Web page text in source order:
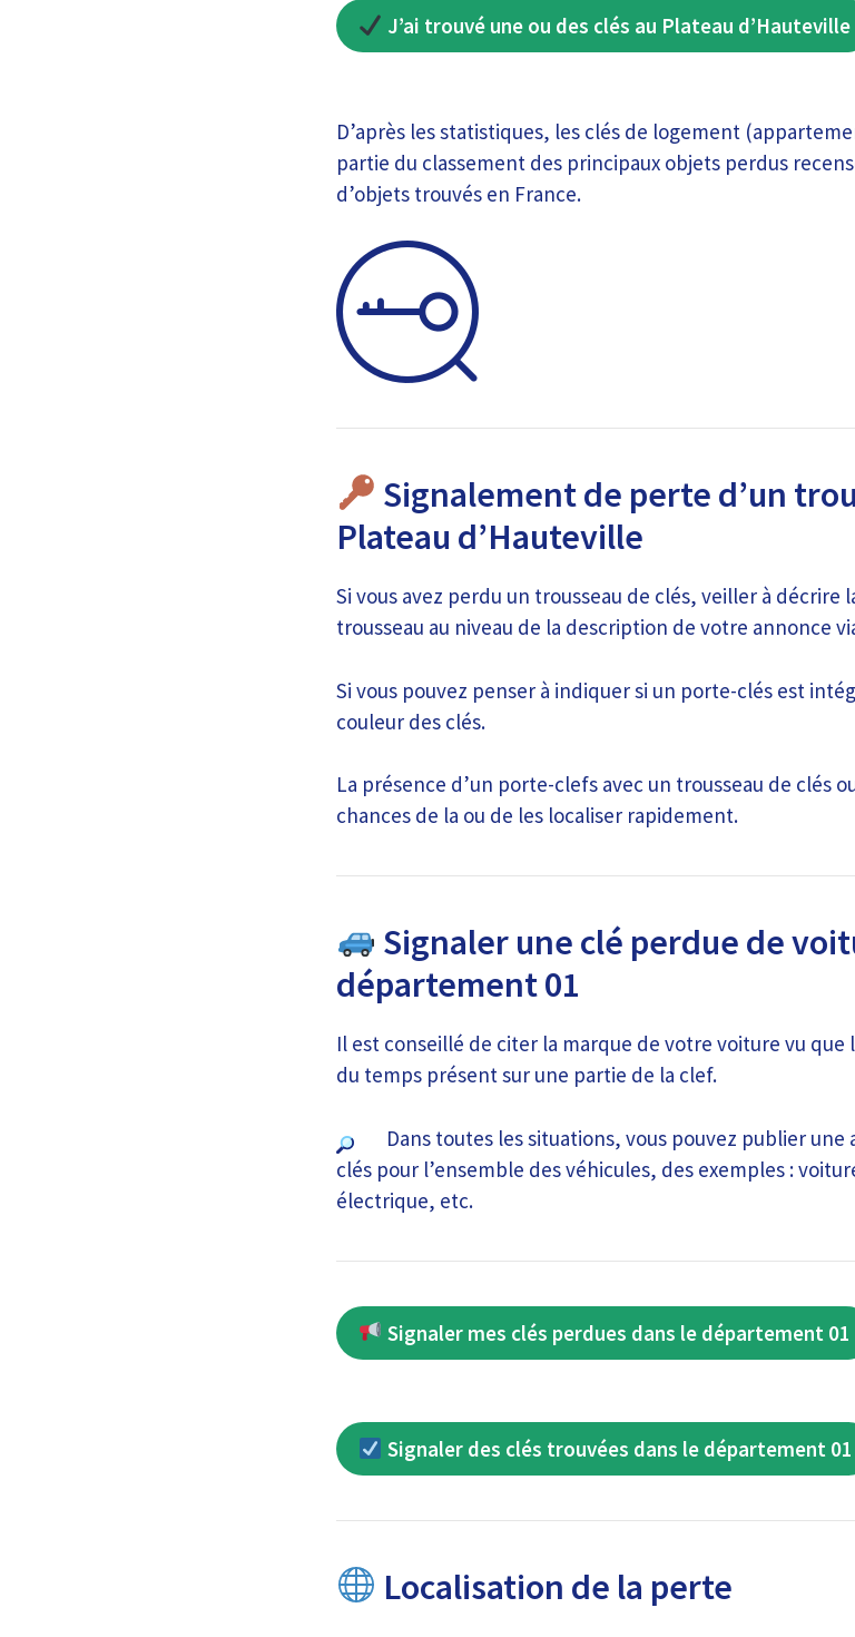
J’ai trouvé une ou des clés au Plateau d’Hauteville
D’après les statistiques, les clés de logement
partie du classement des principaux objets perdus
d’objets trouvés en France.
Signalement de perte d’un
Plateau d’Hauteville
Si vous avez perdu un trousseau de clés, veiller à décrire
trousseau au niveau de la description de votre annonce
Si vous pouvez penser à indiquer si un porte-clés est
couleur des clés.
La présence d’un porte-clefs avec un trousseau de clés
chances de la ou de les localiser rapidement.
Signaler une clé perdue de
département 01
Il est conseillé de citer la marque de votre voiture vu
du temps présent sur une partie de la clef.
Dans toutes les situations, vous pouvez publier
clés pour l’ensemble des véhicules, des exemples :
électrique, etc.
Signaler mes clés perdues dans le département 01
Signaler des clés trouvées dans le département 01
Localisation de la perte